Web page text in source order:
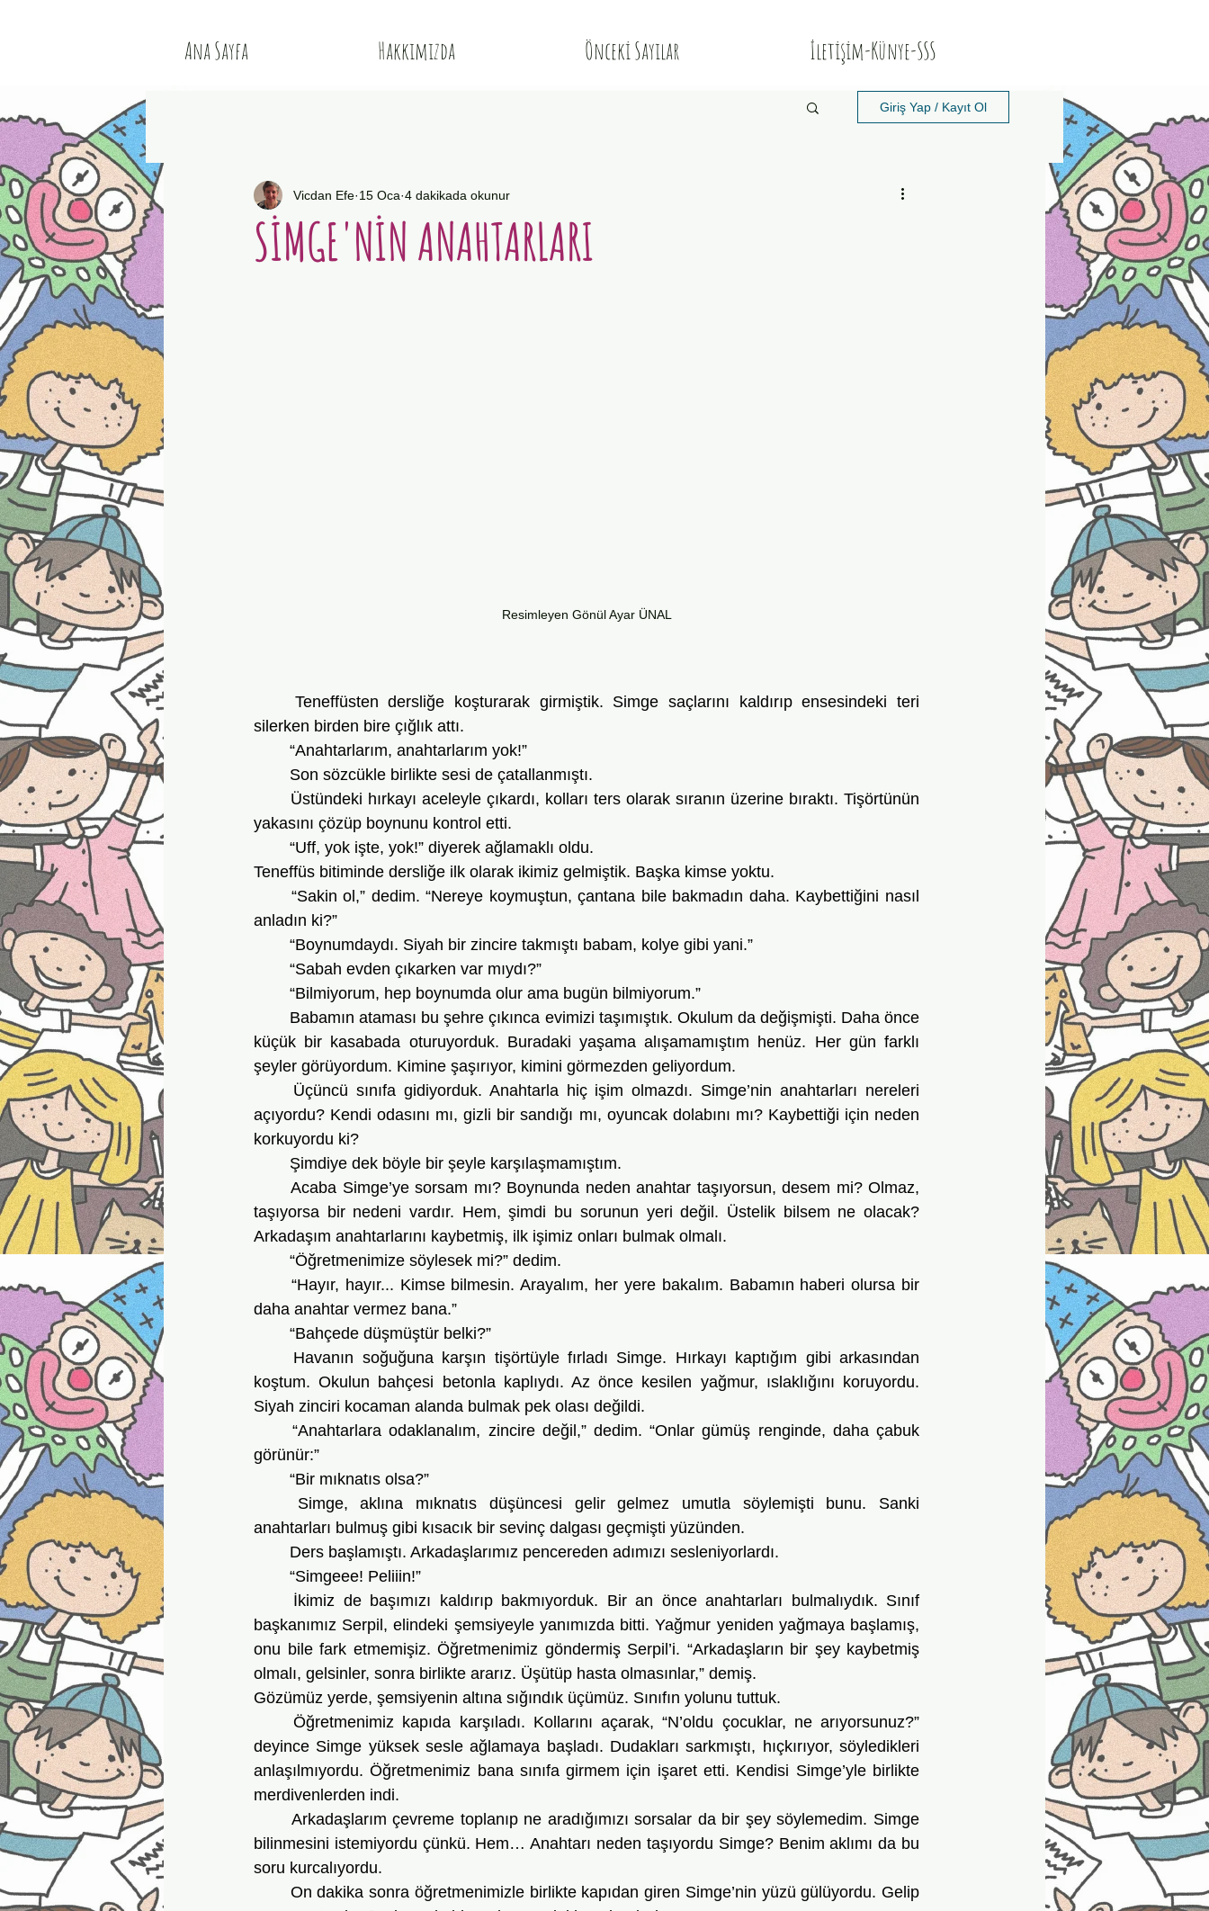
Ana Sayfa Hakkımızda Önceki Sayılar İletişim-Künye-SSS
Giriş Yap / Kayıt Ol
SİMGE'NİN ANAHTARLARI
Vicdan Efe 15 Oca 4 dakikada okunur
Resimleyen Gönül Ayar ÜNAL
silerken birden bire çığlık attı.
	“Anahtarlarım, anahtarlarım yok!”
	Son sözcükle birlikte sesi de çatallanmıştı.
yakasını çözüp boynunu kontrol etti.
	“Uff, yok işte, yok!” diyerek ağlamaklı oldu.
Teneffüs bitiminde dersliğe ilk olarak ikimiz gelmiştik. Başka kimse yoktu.
anladın ki?”
	“Boynumdaydı. Siyah bir zincire takmıştı babam, kolye gibi yani.”
	“Sabah evden çıkarken var mıydı?”
	“Bilmiyorum, hep boynumda olur ama bugün bilmiyorum.”
küçük bir kasabada oturuyorduk. Buradaki yaşama alışamamıştım henüz. Her gün farklı
şeyler görüyordum. Kimine şaşırıyor, kimini görmezden geliyordum.
açıyordu? Kendi odasını mı, gizli bir sandığı mı, oyuncak dolabını mı? Kaybettiği için neden
korkuyordu ki?
	Şimdiye dek böyle bir şeyle karşılaşmamıştım.
	Acaba Simge’ye sorsam mı? Boynunda neden anahtar taşıyorsun, desem mi? Olmaz,
taşıyorsa bir nedeni vardır. Hem, şimdi bu sorunun yeri değil. Üstelik bilsem ne olacak?
Arkadaşım anahtarlarını kaybetmiş, ilk işimiz onları bulmak olmalı.
	“Öğretmenimize söylesek mi?” dedim.
daha anahtar vermez bana.”
	“Bahçede düşmüştür belki?”
koştum. Okulun bahçesi betonla kaplıydı. Az önce kesilen yağmur, ıslaklığını koruyordu.
Siyah zinciri kocaman alanda bulmak pek olası değildi.
	“Anahtarlara odaklanalım, zincire değil,” dedim. “Onlar gümüş renginde, daha çabuk
görünür:”
	“Bir mıknatıs olsa?”
anahtarları bulmuş gibi kısacık bir sevinç dalgası geçmişti yüzünden.
	Ders başlamıştı. Arkadaşlarımız pencereden adımızı sesleniyorlardı.
	“Simgeee! Peliiin!”
başkanımız Serpil, elindeki şemsiyeyle yanımızda bitti. Yağmur yeniden yağmaya başlamış,
onu bile fark etmemişiz. Öğretmenimiz göndermiş Serpil’i. “Arkadaşların bir şey kaybetmiş
olmalı, gelsinler, sonra birlikte ararız. Üşütüp hasta olmasınlar,” demiş.
Gözümüz yerde, şemsiyenin altına sığındık üçümüz. Sınıfın yolunu tuttuk.
	Öğretmenimiz kapıda karşıladı. Kollarını açarak, “N’oldu çocuklar, ne arıyorsunuz?”
deyince Simge yüksek sesle ağlamaya başladı. Dudakları sarkmıştı, hıçkırıyor, söyledikleri
anlaşılmıyordu. Öğretmenimiz bana sınıfa girmem için işaret etti. Kendisi Simge’yle birlikte
merdivenlerden indi.
bilinmesini istemiyordu çünkü. Hem… Anahtarı neden taşıyordu Simge? Benim aklımı da bu
soru kurcalıyordu.